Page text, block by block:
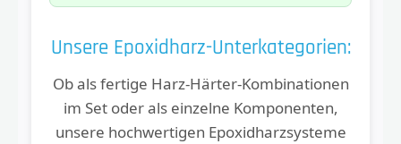
Unsere Epoxidharz-Unterkategorien:
Ob als fertige Harz-Härter-Kombinationen
im Set oder als einzelne Komponenten,
unsere hochwertigen Epoxidharzsysteme